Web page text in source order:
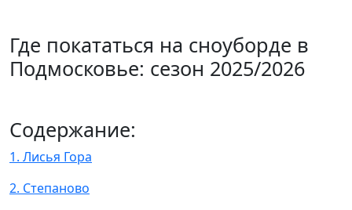
Где покататься на сноуборде в
Подмосковье: сезон 2025/2026
Содержание:
1. Лисья Гора
2. Степаново